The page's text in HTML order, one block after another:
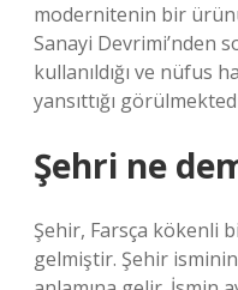
modernitenin bir
Sanayi Devrimi’nden
kullanıldığı ve nüfus
yansıttığı
Şehri ne
Şehir, Farsça kökenli
gelmiştir. Şehir